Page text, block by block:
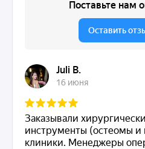
Микрохирургические,
инструменты Dentins.ru на
Ассортимент